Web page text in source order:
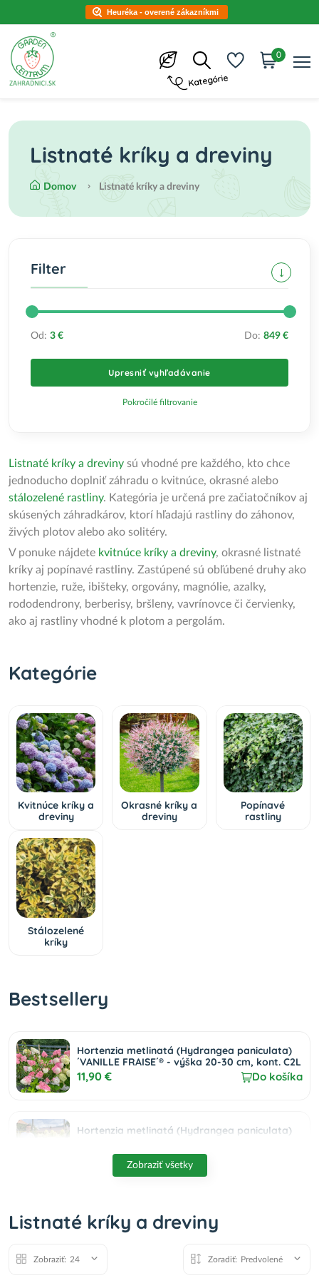
Heuréka - overené zákazníkmi
Kategórie
0
Listnaté kríky a dreviny
Domov Listnaté kríky a dreviny
Filter
Od: 3 € Do: 849 €
Upresniť vyhľadávanie
Pokročilé filtrovanie
Listnaté kríky a dreviny sú vhodné pre každého, kto chce
jednoducho doplniť záhradu o kvitnúce, okrasné alebo
stálozelené rastliny. Kategória je určená pre začiatočníkov aj
skúsených záhradkárov, ktorí hľadajú rastliny do záhonov,
živých plotov alebo ako solitéry.
V ponuke nájdete kvitnúce kríky a dreviny, okrasné listnaté
kríky aj popínavé rastliny. Zastúpené sú obľúbené druhy ako
hortenzie, ruže, ibišteky, orgovány, magnólie, azalky,
rododendrony, berberisy, bršleny, vavrínovce či červienky,
ako aj rastliny vhodné k plotom a pergolám.
Kategórie
Kvitnúce kríky a
dreviny
Okrasné kríky a
dreviny
Popínavé
rastliny
Stálozelené
kríky
Bestsellery
Hortenzia metlinatá (Hydrangea paniculata)
´VANILLE FRAISE´® - výška 20-30 cm, kont. C2L
11,90 € Do košíka
Hortenzia metlinatá (Hydrangea paniculata)
´TRICOLOR´ - výška 30-50 cm, kont. C2L
Zobraziť všetky
Listnaté kríky a dreviny
Zobraziť: 24 Zoradiť: Predvolené